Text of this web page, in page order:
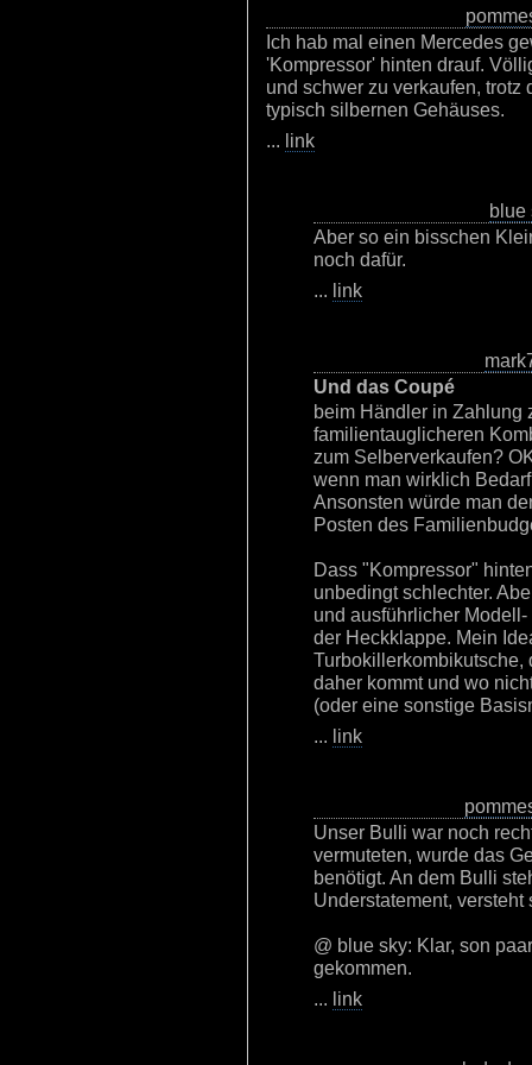
Ich hab mal einen Mercedes
'Kompressor' hinten drauf.
und schwer zu verkaufen, trotz
typisch silbernen Gehäuses.
... link
blue
Aber so ein bisschen
noch dafür.
... link
Und das Coupé
beim Händler in Zahlung
familientauglicheren
zum Selberverkaufen?
wenn man wirklich
Ansonsten würde man
Posten des
Dass "Kompressor"
unbedingt schlechter.
und ausführlicher
der Heckklappe. Mein
daher kommt und wo
(oder eine sonstige
... link
Unser Bulli war noch
vermuteten, wurde das
benötigt. An dem Bulli
Understatement, versteht
@ blue sky: Klar, son
gekommen.
... link